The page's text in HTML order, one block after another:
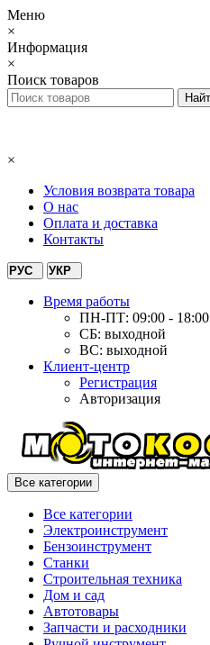
Меню
×
Информация
×
Поиск товаров
×
Условия возврата товара
О нас
Оплата и доставка
Контакты
РУС УКР
Время работы
ПН-ПТ: 09:00 - 18:00
СБ: выходной
ВС: выходной
Клиент-центр
Регистрация
Авторизация
Все категории
Все категории
Электроинструмент
Бензоинструмент
Станки
Строительная техника
Дом и сад
Автотовары
Запчасти и расходники